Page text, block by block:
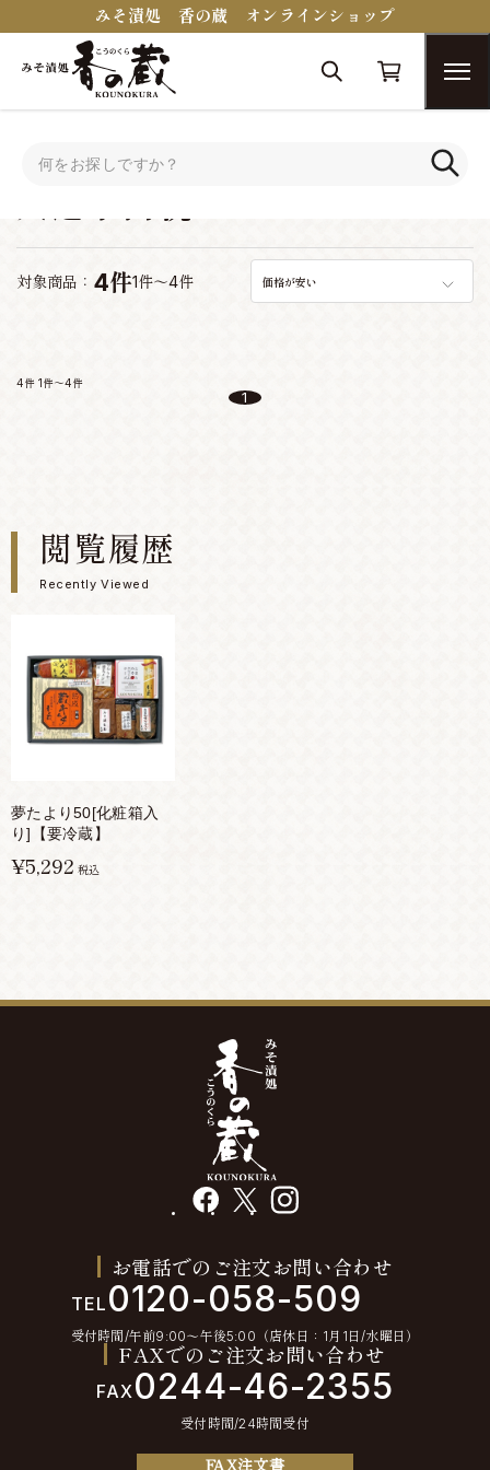
みそ漬処 香の蔵 オンラインショップ
対象商品： 4件1件～4件 価格が安い
4件 1件～4件
1
閲覧履歴
Recently Viewed
夢たより50[化粧箱入
り]【要冷蔵】
¥5,292 税込
facebook instagram
お電話でのご注文お問い合わせ
TEL 0120-058-509
受付時間/午前9:00〜午後5:00（店休日：1月1日/水曜日）
FAXでのご注文お問い合わせ
FAX0244-46-2355
受付時間/24時間受付
FAX注文書